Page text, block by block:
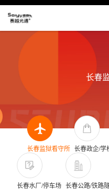
长春
长春监狱看守所 长春政企/学
长春水厂/停车场 长春公路/铁路